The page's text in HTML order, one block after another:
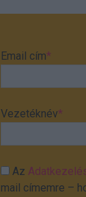
Email cím*
Vezetéknév*
Az
mail címemre –